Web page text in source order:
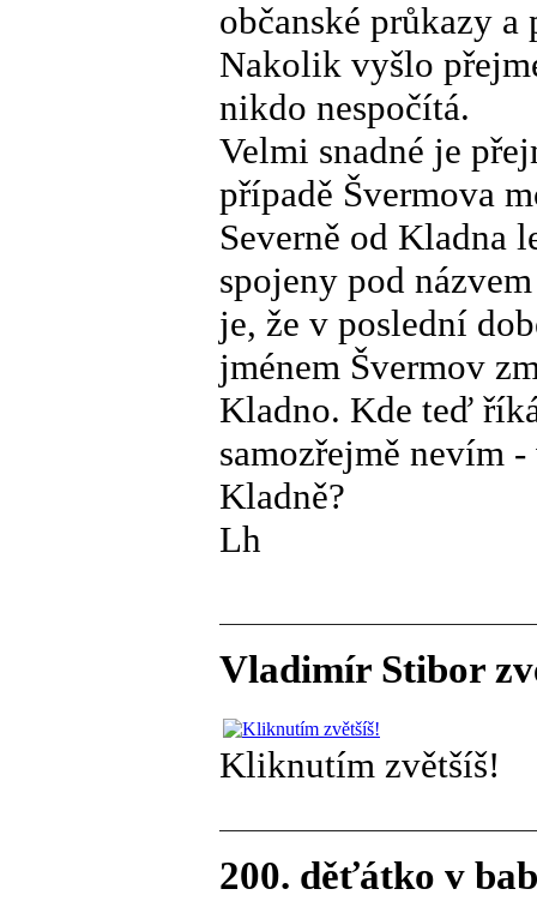
občanské průkazy
Nakolik vyšlo
nikdo nespočítá.
Velmi snadné je
případě Švermova
Severně od Kladna
spojeny pod
je, že v poslední
jménem Švermov
Kladno. Kde teď
samozřejmě nevím
Kladně?
Lh
Vladimír Stibor
Kliknutím zvětšíš!
200. děťátko v